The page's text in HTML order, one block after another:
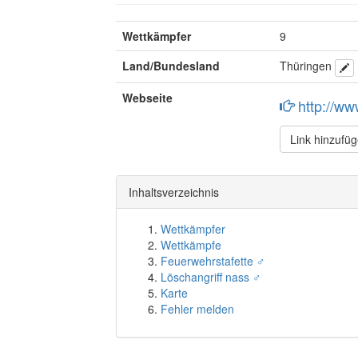
Wettkämpfer
9
Land/Bundesland
Thüringen
Webseite
http://
Link
Inhaltsverzeichnis
Wettkämpfer
Wettkämpfe
Feuerwehrstafette ♂
Löschangriff nass ♂
Karte
Fehler melden